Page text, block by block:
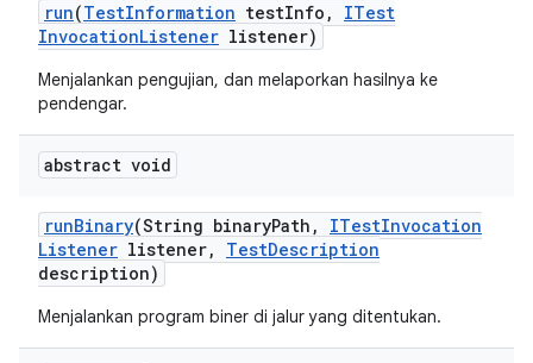
run(TestInformation testInfo ,
ITest
InvocationListener listener)
Menjalankan pengujian, dan melaporkan hasilnya ke
pendengar.
abstract void
runBinary(String binaryPath , ITestInvocation
Listener listener, TestDescription
description)
Menjalankan program biner di jalur yang ditentukan.